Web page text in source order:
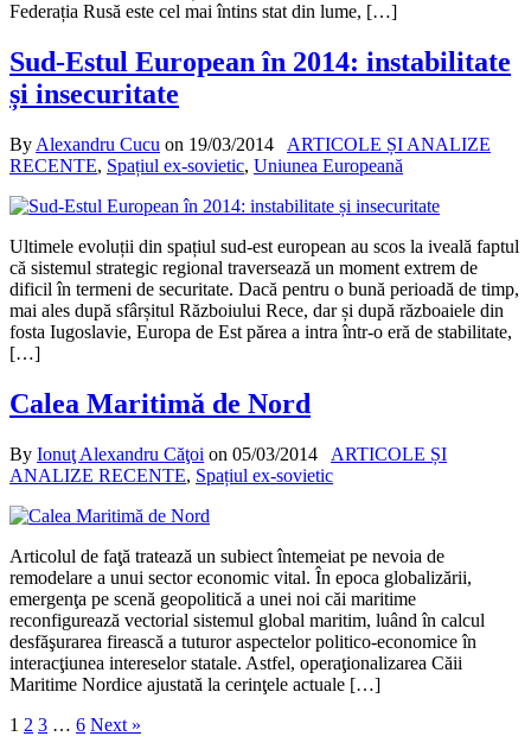
Federația Rusă este cel mai întins stat din lume, […]
Sud-Estul European în 2014: instabilitate
și insecuritate
By Alexandru Cucu on 19/03/2014
ARTICOLE ȘI ANALIZE
RECENTE, Spațiul ex-sovietic, Uniunea Europeană
Ultimele evoluții din spațiul sud-est european au scos la iveală faptul
că sistemul strategic regional traversează un moment extrem de
dificil în termeni de securitate. Dacă pentru o bună perioadă de timp,
mai ales după sfârșitul Războiului Rece, dar și după războaiele din
fosta Iugoslavie, Europa de Est părea a intra într-o eră de stabilitate,
[…]
Calea Maritimă de Nord
By Ionuţ Alexandru Căţoi on 05/03/2014
ARTICOLE ȘI
ANALIZE RECENTE, Spațiul ex-sovietic
Articolul de faţă tratează un subiect întemeiat pe nevoia de
remodelare a unui sector economic vital. În epoca globalizării,
emergenţa pe scenă geopolitică a unei noi căi maritime
reconfigurează vectorial sistemul global maritim, luând în calcul
desfăşurarea firească a tuturor aspectelor politico-economice în
interacţiunea intereselor statale. Astfel, operaţionalizarea Căii
Maritime Nordice ajustată la cerinţele actuale […]
1 2 3 … 6 Next »